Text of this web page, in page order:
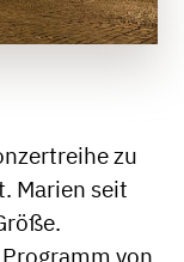
zu
Marien seit
von